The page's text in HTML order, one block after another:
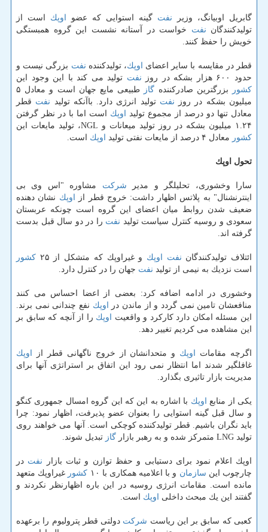
گابریل اوبیانگ، وزیر نفت گینه استوایی كه عضو اوپك است از
تولیدكنندگان نفت خواست در آستانه نشست این گروه همبستگی
خویش را حفظ كنند.
قطر در مقایسه با سایر اعضای اوپك، تولیدكننده نفت بزرگی نیست و
حدود ۶۰۰ هزار بشكه در روز
نفت تولید می كند با این وجود این
كشور
بزرگترین صادركننده گاز
طبیعی مایع جهان است و معادل ۵
میلیون بشكه در روز نفت تولید انرژی دارد. باآنكه تولید نفت قطر
معادل تنها دو درصد از مجموع تولید اوپك است اما با در نظر گرفتن
۱.۲۴ میلیون بشكه در روز تولید میعانات و NGL، تولید مایعات این
كشور معادل ۴ درصد از مایعات نفتی تولید اوپك است.
تحول اوپك
سارا وخشوری، تحلیلگر و مدیر شركت مشاوره "اس وی بی
اینترنشنال" به پلاتس اظهار داشت: خروج قطر از اوپك نشان دهنده
ضعیف شدن روابط میان اعضای این گروه است چونكه عربستان
سعودی و روسیه كنترل سیاست تولید نفت را در دو سال قبل بدست
گرفته اند.
ائتلاف تولیدكنندگان نفت اوپك و غیراوپك كه متشكل از ۲۵
كشور
است نزدیك به نیمی از تولید نفت جهان را در كنترل دارد.
وخشوری در ادامه اضافه كرد: بعضی از اعضا احساس می كنند
منافعشان تامین نمی گردد و از ماندن در اوپك نفع چندانی نمی برند.
این مسئله امكان دارد كاركرد و واقعیت اوپك را از آنچه كه سابق بر
این مشاهده می كردیم تغییر دهد.
اگرچه مقامات اوپك و متحدانشان از خروج ناگهانی قطر از اوپك
غافلگیر شدند اما انتظار نمی رود این اتفاق بر استراتژی آنها برای
مدیریت بازار تاثیری بگذارد.
یكی از منابع اوپك با اشاره به این كه این گروه امسال جمهوری كنگو
و سال قبل گینه استوایی را بعنوان عضو پذیرفت، اظهار نمود: چرا
باید نگران باشیم. قطر تولیدكننده كوچكی است. آنها می خواهند روی
تولید LNG متمركز شده و به رهبر بازار
گاز تبدیل شوند.
اوپك اعلام نمود برای دستیابی و حفظ توازن و ثبات بازار نفت در
چارچوب این سازمان و با اعلامیه همكاری با ۱۰ كشور غیراوپك متعهد
مانده است. مقامات انرژی روسیه در این باره اظهارنظر نكردند و
گفتند این یك مبحث داخلی اوپك است.
كعبی كه سابق بر این ریاست شركت دولتی قطر پترولیوم را برعهده